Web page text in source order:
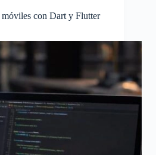
con Dart y Flutter